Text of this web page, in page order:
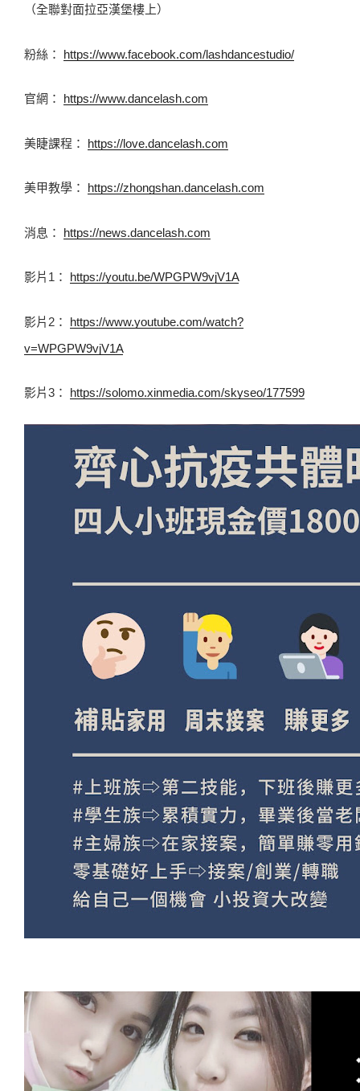
（全聯對面拉亞漢堡樓上）
粉絲： https://www.facebook.com/lashdancestudio/
官網： https://www.dancelash.com
美睫課程： https://love.dancelash.com
美甲教學： https://zhongshan.dancelash.com
消息： https://news.dancelash.com
影片1： https://youtu.be/WPGPW9vjV1A
影片2： https://www.youtube.com/watch?
v=WPGPW9vjV1A
影片3： https://solomo.xinmedia.com/skyseo/177599